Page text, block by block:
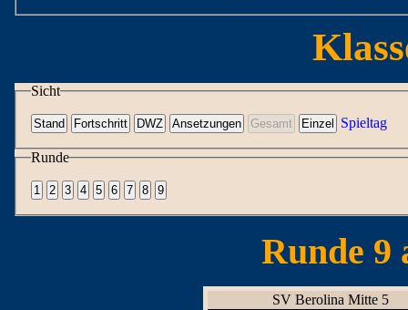
Sicht
Spieltag
Runde
Runde 9
SV Berolina Mitte 5